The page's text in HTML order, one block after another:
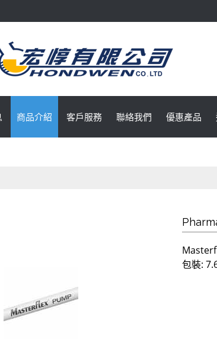
商品介紹 客戶服務 聯絡我們 優惠產品
包裝: